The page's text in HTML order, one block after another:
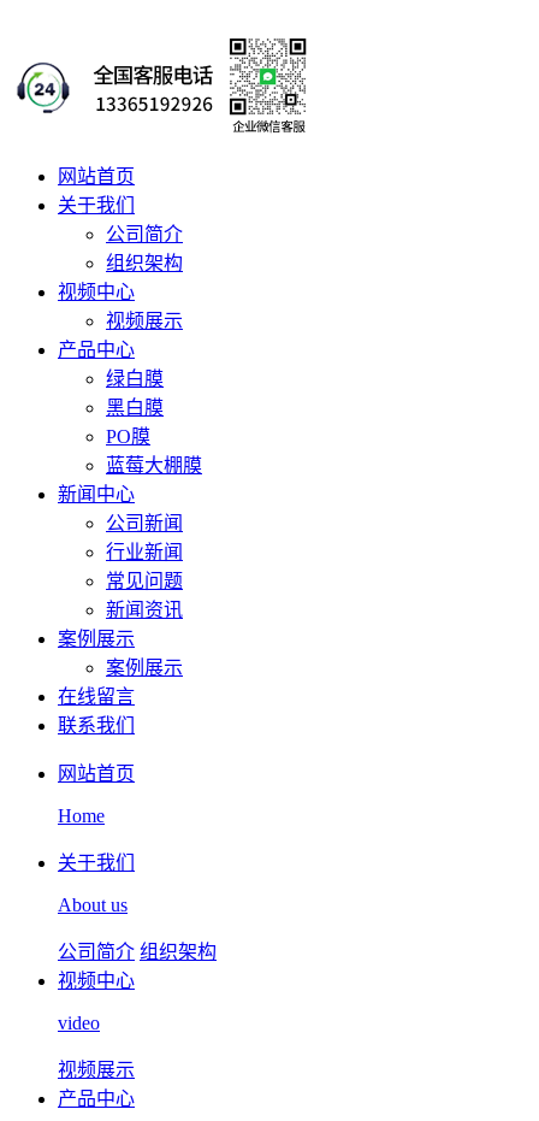
网站首页
关于我们
公司简介
组织架构
视频中心
视频展示
产品中心
绿白膜
黑白膜
PO膜
蓝莓大棚膜
新闻中心
公司新闻
行业新闻
常见问题
新闻资讯
案例展示
案例展示
在线留言
联系我们
网站首页
Home
关于我们
About us
公司简介 组织架构
视频中心
video
视频展示
产品中心